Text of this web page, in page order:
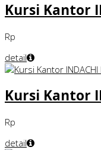
Kursi Kantor
Rp
detail
Kursi Kantor
Rp
detail